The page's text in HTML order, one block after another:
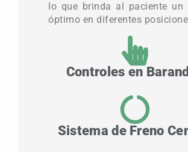
lo que brinda al paciente un
óptimo en diferentes
Controles en
Sistema de Freno